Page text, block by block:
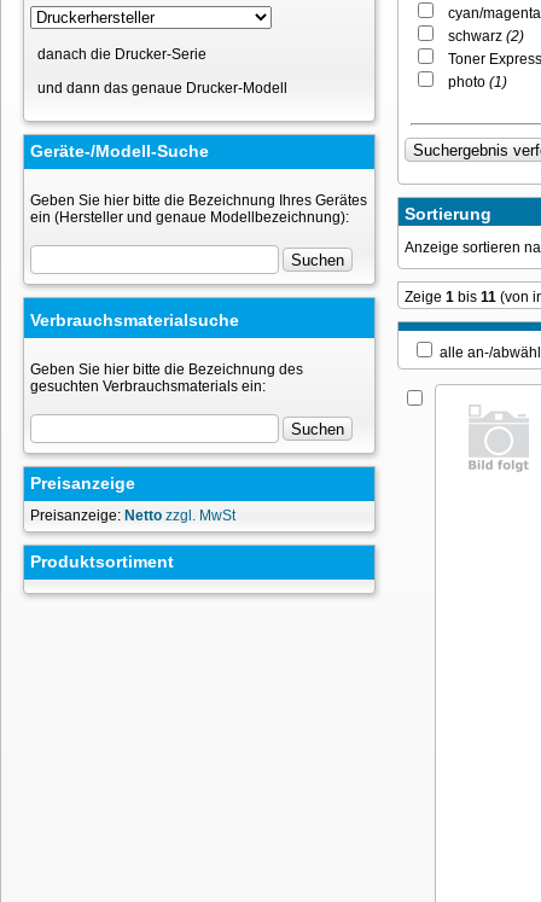
danach die Drucker-Serie
und dann das genaue Drucker-Modell
Geräte-/Modell-Suche
Geben Sie hier bitte die Bezeichnung Ihres Gerätes
ein (Hersteller und genaue Modellbezeichnung):
Verbrauchsmaterialsuche
Geben Sie hier bitte die Bezeichnung des
gesuchten Verbrauchsmaterials ein:
Preisanzeige
Preisanzeige: Netto zzgl. MwSt
Produktsortiment
cyan/
schwarz (2)
Toner
photo (1)
Sortierung
Anzeige sortieren
Zeige 1 bis 11 (von
alle an-/